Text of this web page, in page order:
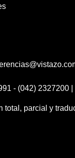
- (042) 2327200
total, parcial y